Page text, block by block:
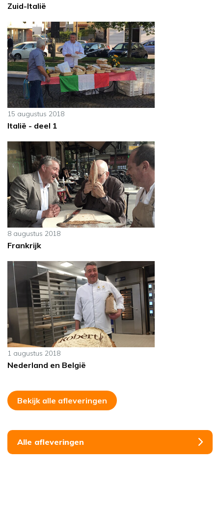
Zuid-Italië
15 augustus 2018
Italië - deel 1
8 augustus 2018
Frankrijk
1 augustus 2018
Nederland en België
Bekijk alle afleveringen
Alle afleveringen